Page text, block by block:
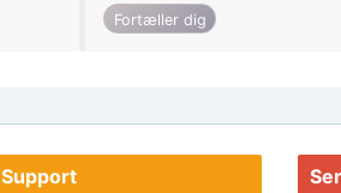
Fortæller dig
Support